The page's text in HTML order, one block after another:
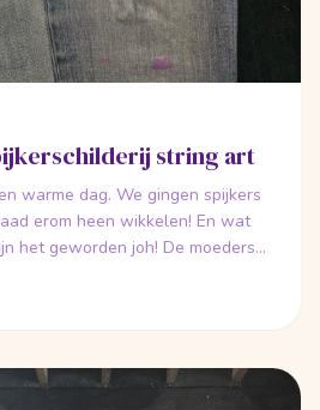
string art
warme dag. We gingen spijkers
erom heen wikkelen! En wat
het geworden joh! De moeders